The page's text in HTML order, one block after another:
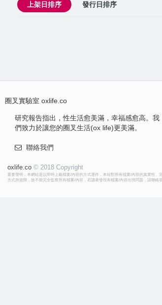
上架日排序 發行日排序
圈叉實驗室 oxlife.co
研究報告指出，性生活愈美滿，幸福感愈高。我
們致力於讓您的圈叉生活(ox life)更美滿。
聯絡我們
oxlife.co © 2018 Copyright
重要聲明：本網站是以即時上載檔案/內容的方式運作，本站對所有檔案/內容的真實性
方式所規限，故不能完全監察所有檔案/內容，若讀者發現有檔案/內容出現問題，請聯